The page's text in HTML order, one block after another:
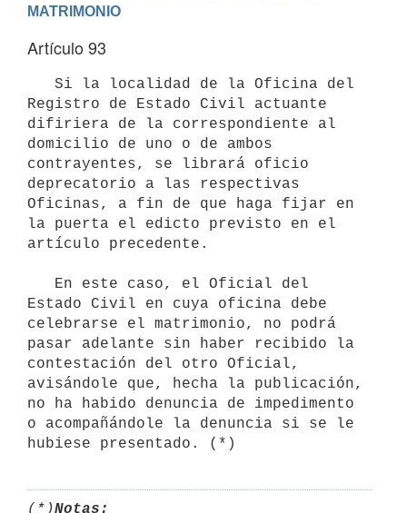
MATRIMONIO
Artículo 93
Registro de Estado Civil actuante
difiriera de la correspondiente al
domicilio de uno o de ambos
contrayentes, se librará oficio
deprecatorio a las respectivas
Oficinas, a fin de que haga fijar en
la puerta el edicto previsto en el
artículo precedente.
Estado Civil en cuya oficina debe
celebrarse el matrimonio, no podrá
pasar adelante sin haber recibido la
contestación del otro Oficial,
avisándole que, hecha la publicación,
no ha habido denuncia de impedimento
o acompañándole la denuncia si se le
hubiese presentado. (*)
(*)Notas: